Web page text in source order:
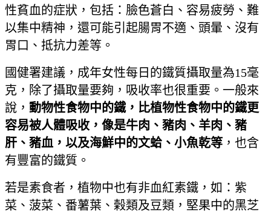
性貧血的症狀，包括：臉色蒼白、容易疲勞、難
以集中精神，還可能引起腸胃不適、頭暈、沒有
胃口、抵抗力差等。
國健署建議，成年女性每日的鐵質攝取量為15毫
克，除了攝取量要夠，吸收率也很重要。一般來
說， 動物性食物中的鐵，比植物性食物中的鐵更
容易被人體吸收，像是牛肉、豬肉、羊肉、豬
肝、豬血，以及海鮮中的文蛤、小魚乾等 ，也含
有豐富的鐵質。
若是素食者，植物中也有非血紅素鐵，如：紫
菜、菠菜、番薯葉、榖類及豆類，堅果中的黑芝